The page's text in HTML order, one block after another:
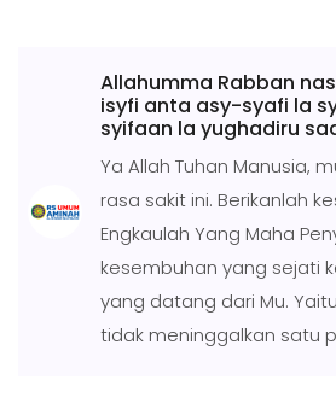
Allahumma Rabban
isyfi anta asy-syafi la
syifaan la yughadiru
Ya Allah Tuhan Manusia,
rasa sakit ini. Berikanlah
Engkaulah Yang Maha
kesembuhan yang sejati
yang datang dari Mu.
tidak meninggalkan satu